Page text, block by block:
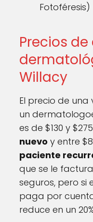
Fotoféresis)
Precios
Willacy
El precio de
un
es de $130 y
nuevo y entre
paciente
que se le
seguros, pero si
paga por
reduce en un